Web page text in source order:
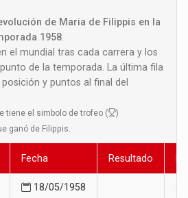
de Maria de Filippis en la
1958
el mundial tras cada carrera y los
de la temporada. La última fila
y puntos al final del
tiene el simbolo de trofeo (
)
ganó de Filippis.
Fecha Resultado
18/05/1958 26